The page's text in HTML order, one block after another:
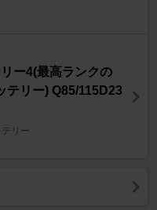
ー4(最高ランクの
テリー) Q85/115D23
リー